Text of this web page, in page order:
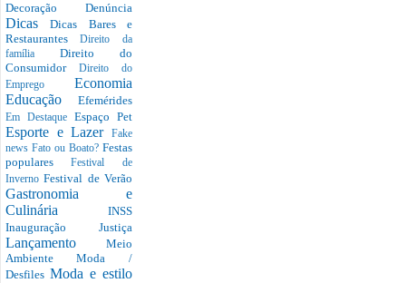
Decoração Denúncia
DicasDicas Bares e
RestaurantesDireito da
família Direito do
Consumidor Direito do
Emprego Economia
Educação Efemérides
Em Destaque Espaço Pet
Esporte e Lazer
Fake
news Fato ou Boato? Festas
popularesFestival de
InvernoFestival de Verão
Gastronomia e
Culinária INSS
Inauguração Justiça
Lançamento Meio
AmbienteModa /
Desfiles Moda e estilo